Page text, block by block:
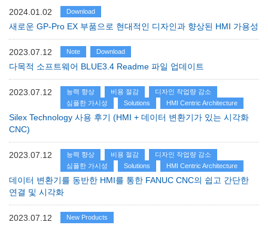
2024.01.02 Download
새로운 GP-Pro EX 부품으로 현대적인 디자인과 향상된 HMI 가용성
2023.07.12 Note Download
다목적 소프트웨어 BLUE3.4 Readme 파일 업데이트
2023.07.12 능력 향상 비용 절감
디자인 작업량 감소
심플한 가시성
Solutions HMI Centric Architecture
Silex Technology 사용 후기 (HMI + 데이터 변환기가 있는 시각화
CNC)
2023.07.12 능력 향상 비용 절감
디자인 작업량 감소
심플한 가시성
Solutions HMI Centric Architecture
데이터 변환기를 동반한 HMI를 통한 FANUC CNC의 쉽고 간단한
연결 및 시각화
2023.07.12 New Products